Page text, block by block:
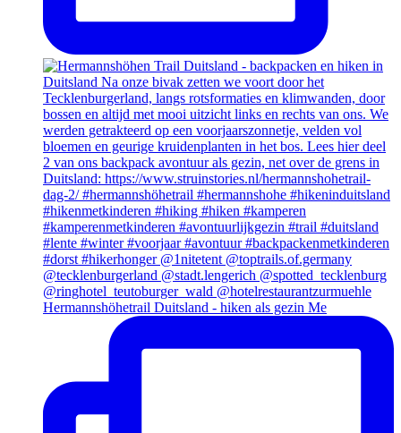
Hermannshöhetrail Duitsland - hiken als gezin Me